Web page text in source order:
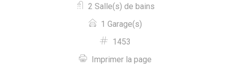
2 Salle(s) de bains
1 Garage(s)
1453
Imprimer la page